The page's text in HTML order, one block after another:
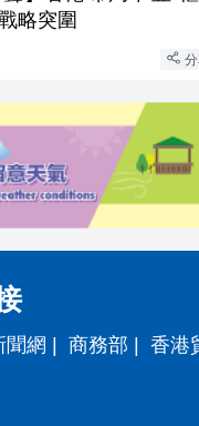
略突圍
聞網 商務部 香港